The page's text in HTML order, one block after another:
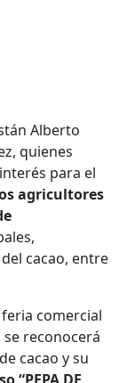
Alberto
quienes
para el
agricultores
cacao, entre
comercial
reconocerá
cacao y su